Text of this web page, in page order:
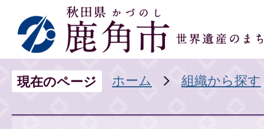
現在のページ ホーム 組織から探す